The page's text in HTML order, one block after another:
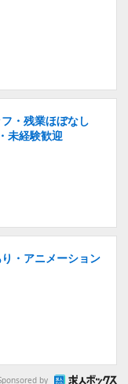
・残業ほぼなし
未経験歓迎
・アニメーション
by